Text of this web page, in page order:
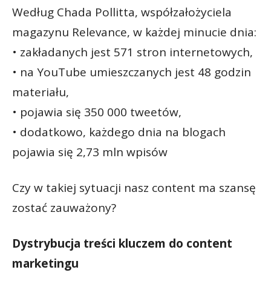
Według Chada Pollitta, współzałożyciela
magazynu Relevance, w każdej minucie dnia:
• zakładanych jest 571 stron internetowych,
• na YouTube umieszczanych jest 48 godzin
materiału,
• pojawia się 350 000 tweetów,
• dodatkowo, każdego dnia na blogach
pojawia się 2,73 mln wpisów
Czy w takiej sytuacji nasz content ma szansę
zostać zauważony?
Dystrybucja treści kluczem do content
marketingu